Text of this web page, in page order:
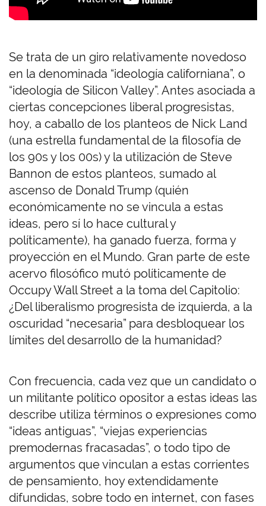
Se trata de un giro relativamente novedoso
en la denominada “ideología californiana”, o
“ideología de Silicon Valley”. Antes asociada a
ciertas concepciones liberal progresistas,
hoy, a caballo de los planteos de Nick Land
(una estrella fundamental de la filosofía de
los 90s y los 00s) y la utilización de Steve
Bannon de estos planteos, sumado al
ascenso de Donald Trump (quién
económicamente no se vincula a estas
ideas, pero sí lo hace cultural y
políticamente), ha ganado fuerza, forma y
proyección en el Mundo. Gran parte de este
acervo filosófico mutó políticamente de
Occupy Wall Street a la toma del Capitolio:
¿Del liberalismo progresista de izquierda, a la
oscuridad “necesaria” para desbloquear los
límites del desarrollo de la humanidad?
Con frecuencia, cada vez que un candidato o
un militante político opositor a estas ideas las
describe utiliza términos o expresiones como
“ideas antiguas”, “viejas experiencias
premodernas fracasadas”, o todo tipo de
argumentos que vinculan a estas corrientes
de pensamiento, hoy extendidamente
difundidas, sobre todo en internet, con fases